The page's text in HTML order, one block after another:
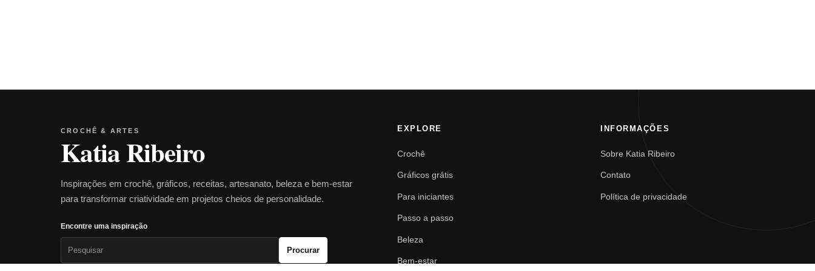
CROCHÊ & ARTES
Katia Ribeiro
Inspirações em crochê, gráficos, receitas, artesanato, beleza e bem-estar
para transformar criatividade em projetos cheios de personalidade.
Encontre uma inspiração
Procurar
EXPLORE
Crochê
Gráficos grátis
Para iniciantes
Passo a passo
Beleza
Bem-estar
INFORMAÇÕES
Sobre Katia Ribeiro
Contato
Política de privacidade